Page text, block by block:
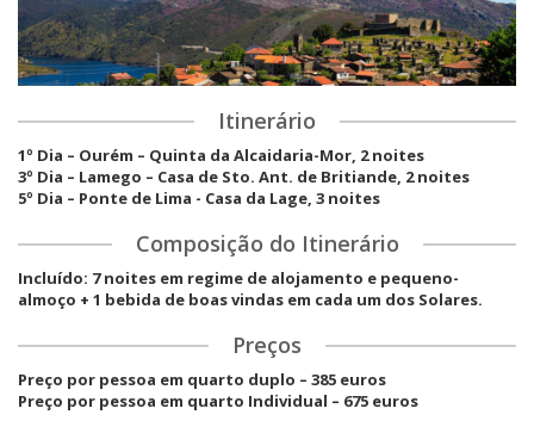
Itinerário
1º Dia – Ourém – Quinta da Alcaidaria-Mor, 2 noites
3º Dia – Lamego – Casa de Sto. Ant. de Britiande, 2 noites
5º Dia – Ponte de Lima - Casa da Lage, 3 noites
Composição do Itinerário
Incluído: 7 noites em regime de alojamento e pequeno-
almoço + 1 bebida de boas vindas em cada um dos Solares.
Preços
Preço por pessoa em quarto duplo – 385 euros
Preço por pessoa em quarto Individual – 675 euros